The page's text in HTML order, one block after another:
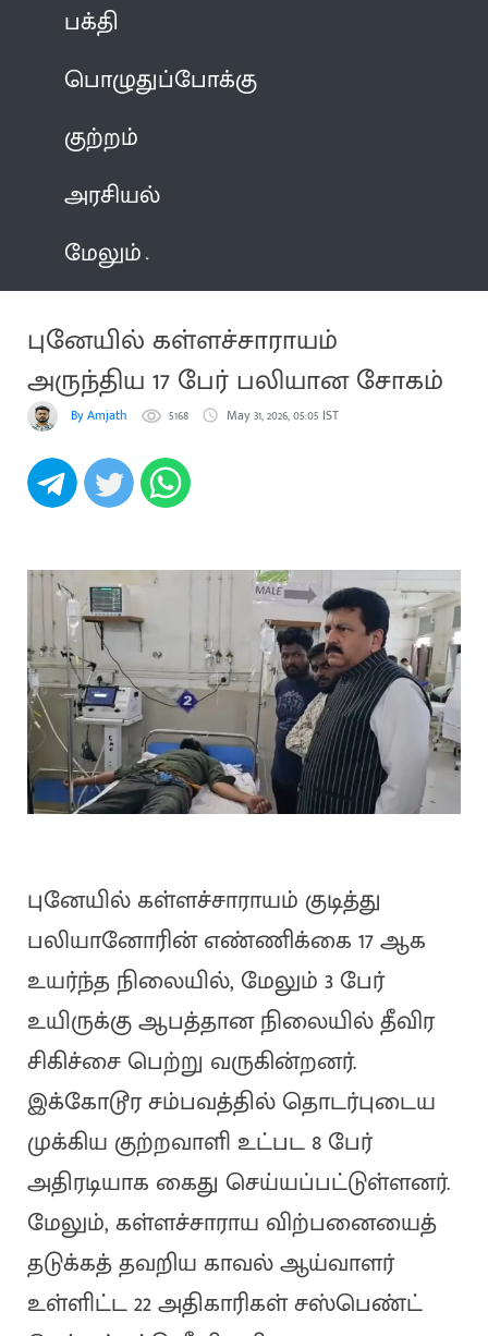
பக்தி
பொழுதுப்போக்கு
குற்றம்
அரசியல்
மேலும்
புனேயில் கள்ளச்சாராயம்
அருந்திய 17 பேர் பலியான சோகம்
By Amjath 5168 May 31, 2026, 05:05 IST
புனேயில் கள்ளச்சாராயம் குடித்து
பலியானோரின் எண்ணிக்கை 17 ஆக
உயர்ந்த நிலையில், மேலும் 3 பேர்
உயிருக்கு ஆபத்தான நிலையில் தீவிர
சிகிச்சை பெற்று வருகின்றனர்.
இக்கோடூர சம்பவத்தில் தொடர்புடைய
முக்கிய குற்றவாளி உட்பட 8 பேர்
அதிரடியாக கைது செய்யப்பட்டுள்ளனர்.
மேலும், கள்ளச்சாராய விற்பனையைத்
தடுக்கத் தவறிய காவல் ஆய்வாளர்
உள்ளிட்ட 22 அதிகாரிகள் சஸ்பெண்ட்